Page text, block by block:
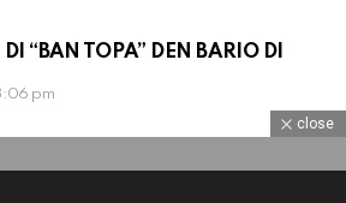
“BAN TOPA” DEN BARIO DI
pm
close